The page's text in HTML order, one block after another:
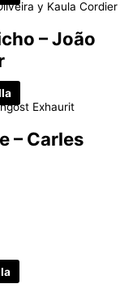
– João
Exhaurit
– Carles